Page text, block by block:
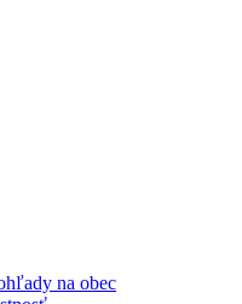
na obec